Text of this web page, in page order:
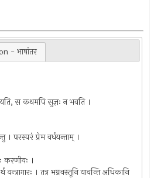
- भाषांतर
स कथमपि सुज्ञः न भवति ।
। परस्परं प्रेम वर्धयन्ताम् ।
करणीयः ।
। तत्र भग्नवस्तूनि यावन्ति अधिकानि